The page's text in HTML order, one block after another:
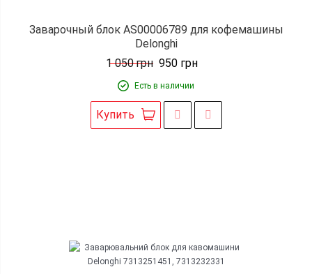
Заварочный блок AS00006789 для кофемашины
Delonghi
1 050грн 950грн
Есть в наличии
Купить